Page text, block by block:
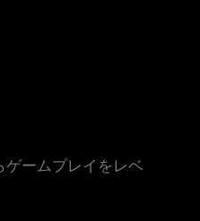
ゲームプレイをレベ